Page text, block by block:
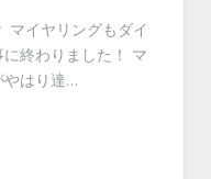
イヤリングもダイ
終わりました！ マ
やはり達…